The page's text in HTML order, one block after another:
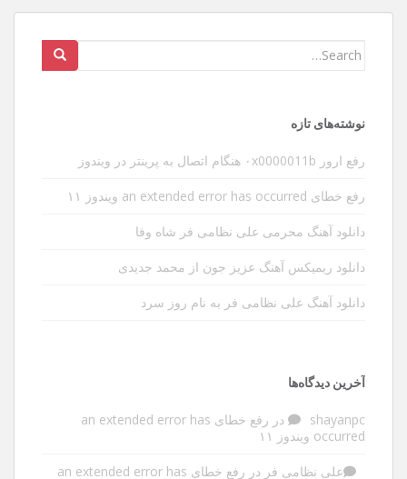
Search
نوشته‌های تازه
رفع ارور ۰x0000011b هنگام اتصال به پرینتر در ویندوز
رفع خطای an extended error has occurred ویندوز ۱۱
دانلود آهنگ محرمی علی نظامی فر شاه وفا
دانلود ریمیکس آهنگ عزیز جون از محمد جدیدی
دانلود آهنگ علی نظامی فر به نام روز سرد
آخرین دیدگاه‌ها
shayanpc در
رفع خطای an extended error has
occurred ویندوز ۱۱
علی نظامی فر در
رفع خطای an extended error has